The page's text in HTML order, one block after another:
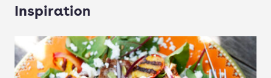
Inspiration